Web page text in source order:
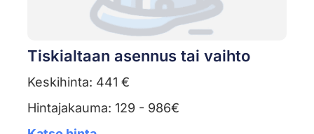
Tiskialtaan asennus tai vaihto
Keskihinta: 441 €
Hintajakauma: 129 - 986€